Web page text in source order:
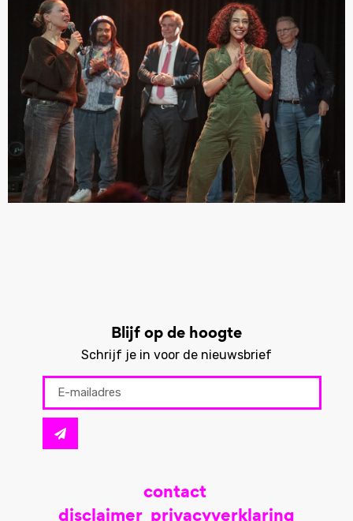
Blijf op de hoogte
Schrijf je in voor de nieuwsbrief
contact
disclaimer privacyverklaring